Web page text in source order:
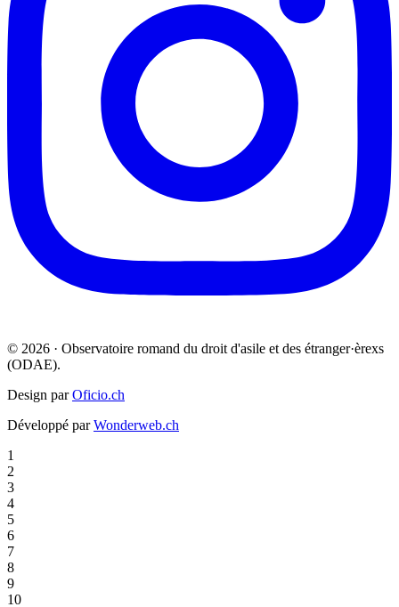
© 2026 · Observatoire romand du droit d'asile et des étranger·èrexs
(ODAE).
Design parOficio.ch
Développé parWonderweb.ch
1
2
3
4
5
6
7
8
9
10